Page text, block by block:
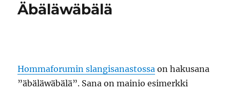
Äbäläwäbälä
Hommaforumin slangisanastossa on hakusana
”äbäläwäbälä”. Sana on mainio esimerkki